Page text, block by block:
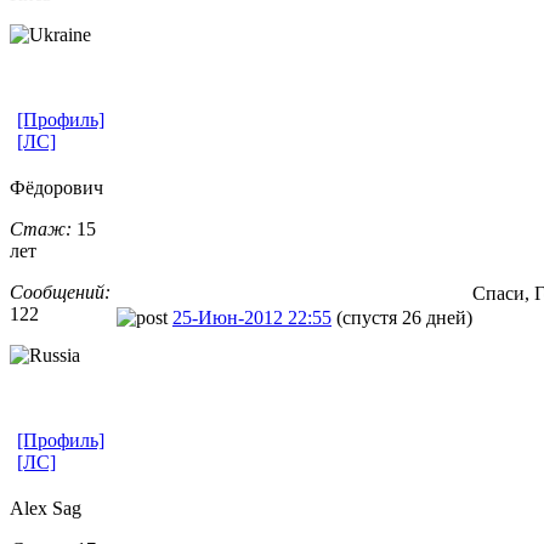
[Профиль]
[ЛС]
Фёдорович
Стаж: 15
лет
Сообщений:
122
25-Июн-2012 22:55 (спустя 26 дней)
Спаси,
[Профиль]
[ЛС]
Alex Sag